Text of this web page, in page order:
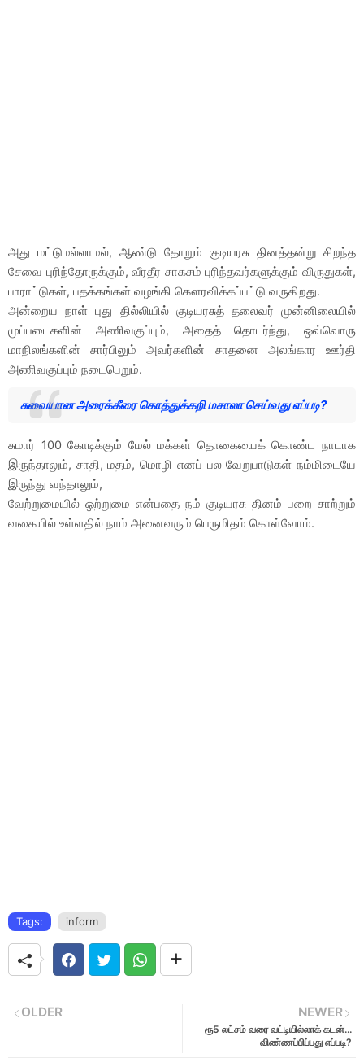
அது மட்டுமல்லாமல், ஆண்டு தோறும் குடியரசு தினத்தன்று சிறந்த
சேவை புரிந்தோருக்கும், வீரதீர சாகசம் புரிந்தவர்களுக்கும் விருதுகள்,
பாராட்டுகள், பதக்கங்கள் வழங்கி கௌரவிக்கப்பட்டு வருகிறது.
அன்றைய நாள் புது தில்லியில் குடியரசுத் தலைவர் முன்னிலையில்
முப்படைகளின் அணிவகுப்பும், அதைத் தொடர்ந்து, ஒவ்வொரு
மாநிலங்களின் சார்பிலும் அவர்களின் சாதனை அலங்கார ஊர்தி
அணிவகுப்பும் நடைபெறும்.
சுவையான அரைக்கீரை கொத்துக்கறி மசாலா செய்வது எப்படி?
சுமார் 100 கோடிக்கும் மேல் மக்கள் தொகையைக் கொண்ட நாடாக
இருந்தாலும், சாதி, மதம், மொழி எனப் பல வேறுபாடுகள் நம்மிடையே
இருந்து வந்தாலும்,
வேற்றுமையில் ஒற்றுமை என்பதை நம் குடியரசு தினம் பறை சாற்றும்
வகையில் உள்ளதில் நாம் அனைவரும் பெருமிதம் கொள்வோம்.
Tags: inform
NEWER
ரூ5 லட்சம் வரை வட்டியில்லாக் கடன்...
விண்ணப்பிப்பது எப்படி?
OLDER